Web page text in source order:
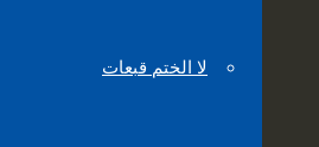
لا الختم قبعات